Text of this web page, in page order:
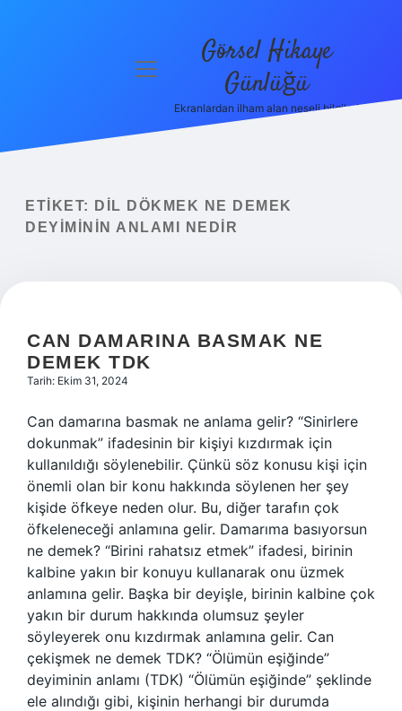
Yasal Uyarı
menüyü
Görsel Hikaye
Günlüğü
Ekranlardan ilham alan neşeli bilgiler!
ETIKET:
DIL DÖKMEK NE DEMEK
DEYIMININ ANLAMI NEDIR
CAN DAMARINA BASMAK NE
DEMEK TDK
Tarih: Ekim 31, 2024
Can damarına basmak ne anlama gelir? “Sinirlere
dokunmak” ifadesinin bir kişiyi kızdırmak için
kullanıldığı söylenebilir. Çünkü söz konusu kişi için
önemli olan bir konu hakkında söylenen her şey
kişide öfkeye neden olur. Bu, diğer tarafın çok
öfkeleneceği anlamına gelir. Damarıma basıyorsun
ne demek? “Birini rahatsız etmek” ifadesi, birinin
kalbine yakın bir konuyu kullanarak onu üzmek
anlamına gelir. Başka bir deyişle, birinin kalbine çok
yakın bir durum hakkında olumsuz şeyler
söyleyerek onu kızdırmak anlamına gelir. Can
çekişmek ne demek TDK? “Ölümün eşiğinde”
deyiminin anlamı (TDK) “Ölümün eşiğinde” şeklinde
ele alındığı gibi, kişinin herhangi bir durumda